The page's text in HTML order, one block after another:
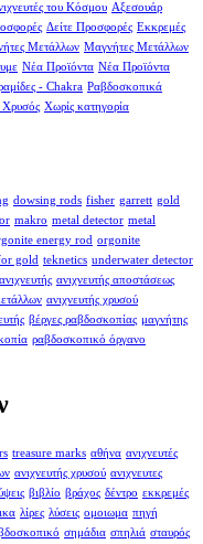
του Κόσμου Αξεσουάρ
Δείτε Προσφορές Εκκρεμές
Μετάλλων Μαγνήτες Μετάλλων
Νέα Προϊόντα Νέα Προϊόντα
- Chakra Ραβδοσκοπικά
Χρυσός Χωρίς κατηγορία
dowsing rods fisher garrett gold
makro metal detector metal
energy rod orgonite
gold teknetics underwater detector
ανιχνευτής αποστάσεως
ανιχνευτής χρυσού
βέργες ραβδοσκοπίας μαγνήτης
ραβδοσκοπικό όργανο
treasure marks αθήνα ανιχνευτές
ανιχνευτής χρυσού ανιχνευτες
βιβλίο βράχος δέντρο εκκρεμές
λίρες λύσεις ομοιωμα πηγή
σημάδια σπηλιά σταυρός